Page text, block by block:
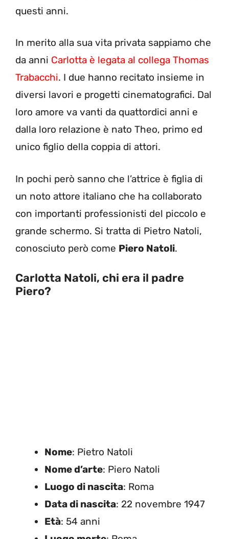
questi anni.
In merito alla sua vita privata sappiamo che
da anni Carlotta è legata al collega Thomas
Trabacchi. I due hanno recitato insieme in
diversi lavori e progetti cinematografici. Dal
loro amore va vanti da quattordici anni e
dalla loro relazione è nato Theo, primo ed
unico figlio della coppia di attori.
In pochi però sanno che l’attrice è figlia di
un noto attore italiano che ha collaborato
con importanti professionisti del piccolo e
grande schermo. Si tratta di Pietro Natoli,
conosciuto però come Piero Natoli.
Carlotta Natoli, chi era il padre
Piero?
Nome: Pietro Natoli
Nome d’arte: Piero Natoli
Luogo di nascita: Roma
Data di nascita: 22 novembre 1947
Età: 54 anni